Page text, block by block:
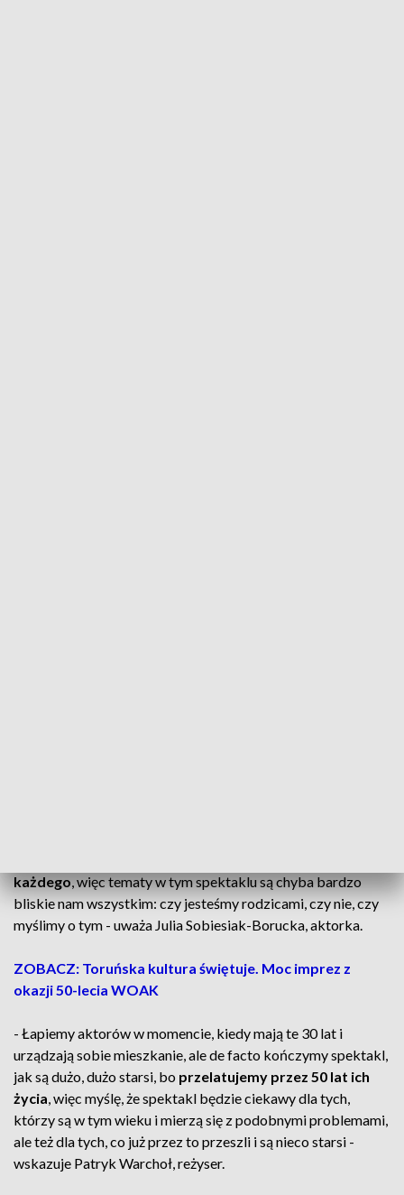
każdego, więc tematy w tym spektaklu są chyba bardzo
bliskie nam wszystkim: czy jesteśmy rodzicami, czy nie, czy
myślimy o tym - uważa Julia Sobiesiak-Borucka, aktorka.
ZOBACZ: Toruńska kultura świętuje. Moc imprez z
okazji 50-lecia WOAK
- Łapiemy aktorów w momencie, kiedy mają te 30 lat i
urządzają sobie mieszkanie, ale de facto kończymy spektakl,
jak są dużo, dużo starsi, bo przelatujemy przez 50 lat ich
życia, więc myślę, że spektakl będzie ciekawy dla tych,
którzy są w tym wieku i mierzą się z podobnymi problemami,
ale też dla tych, co już przez to przeszli i są nieco starsi -
wskazuje Patryk Warchoł, reżyser.